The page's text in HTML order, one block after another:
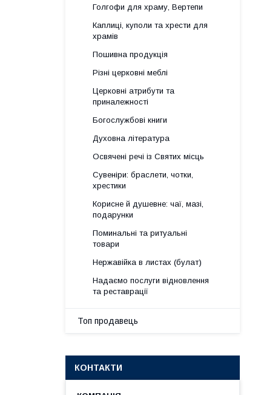
Голгофи для храму, Вертепи
Каплиці, куполи та хрести для
храмів
Пошивна продукція
Різні церковні меблі
Церковні атрибути та
приналежності
Богослужбові книги
Духовна література
Освячені речі із Святих місць
Сувеніри: браслети, чотки,
хрестики
Корисне й душевне: чаї, мазі,
подарунки
Поминальні та ритуальні
товари
Нержавійка в листах (булат)
Надаємо послуги відновлення
та реставрації
Топ продавець
КОНТАКТИ